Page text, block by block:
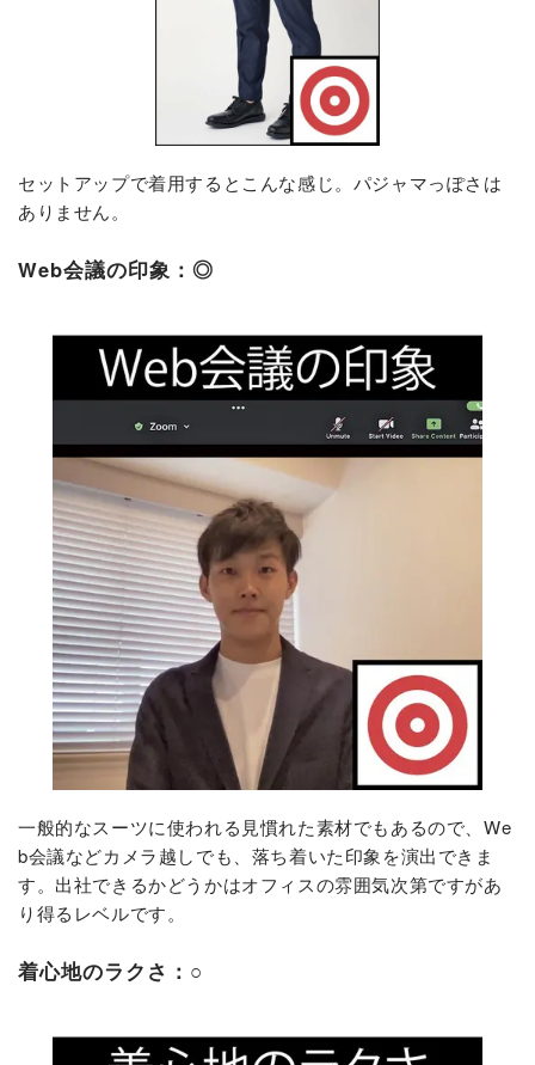
セットアップで着用するとこんな感じ。パジャマっぽさは
ありません。
Web会議の印象：◎
一般的なスーツに使われる見慣れた素材でもあるので、We
b会議などカメラ越しでも、落ち着いた印象を演出できま
す。出社できるかどうかはオフィスの雰囲気次第ですがあ
り得るレベルです。
着心地のラクさ：○